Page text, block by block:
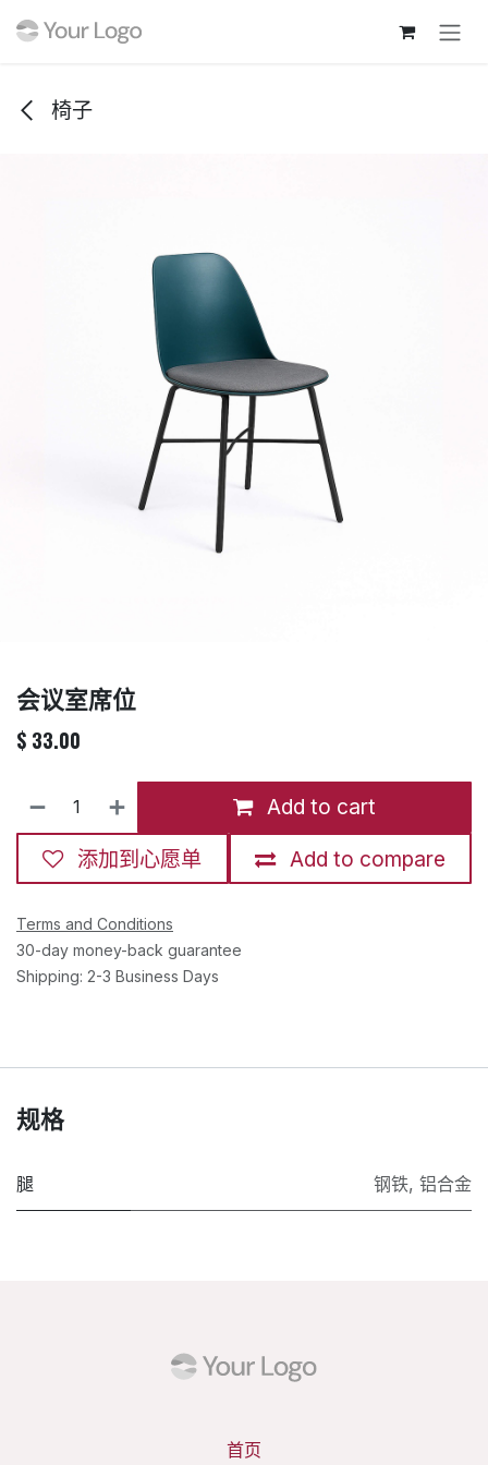
跳至内容
椅子
会议室席位
$ 33.00
Add to cart
Add to compare
添加到心愿单
Terms and Conditions
30-day money-back guarantee
Shipping: 2-3 Business Days
规格
腿 钢铁, 铝合金
首页